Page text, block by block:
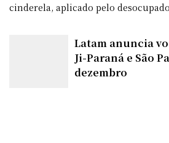
cinderela, aplicado pelo
Latam anuncia
Ji-Paraná e São
dezembro